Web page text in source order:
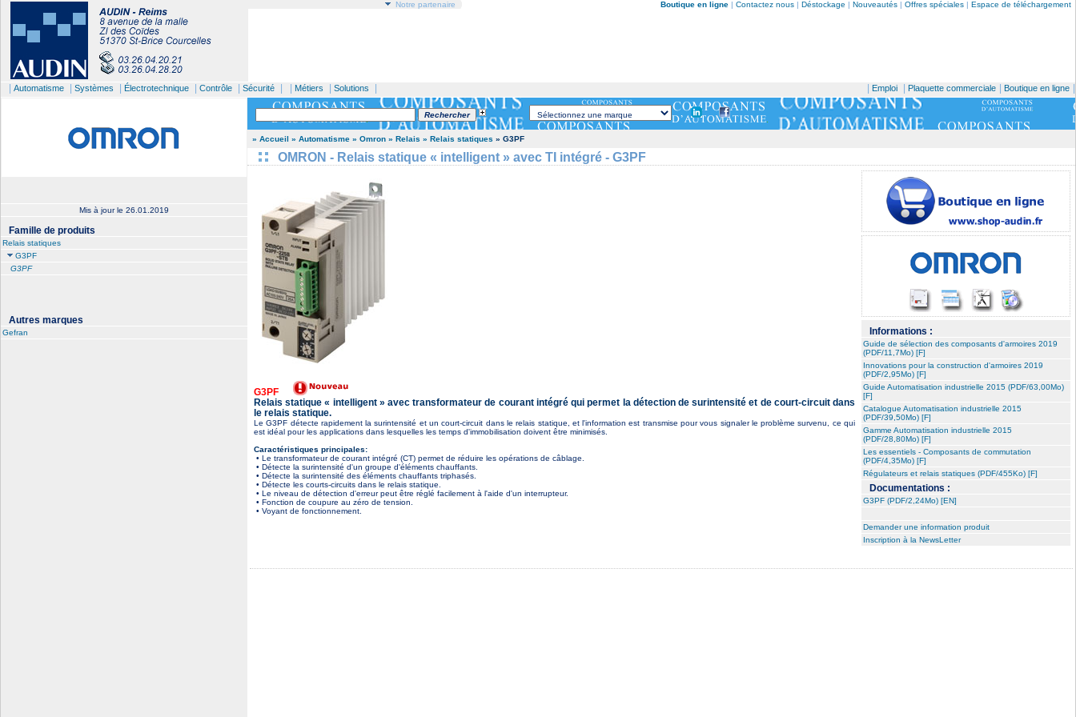
Notre partenaire Boutique en ligne | Contactez nous | Déstockage | Nouveautés | Offres spéciales | Espace de téléchargement
Emploi Plaquette commerciale Boutique en ligne
Automatisme Systèmes Électrotechnique Contrôle Sécurité Métiers Solutions
Mis à jour le 26.01.2019
Famille de produits
Relais statiques
G3PF
G3PF
Autres marques
Gefran
» Accueil » Automatisme » Omron » Relais » Relais statiques » G3PF
OMRON - Relais statique « intelligent » avec TI intégré - G3PF
G3PF
Relais statique « intelligent » avec transformateur de courant intégré qui permet la détection de surintensité et de court-circuit dans
le relais statique.
Le G3PF détecte rapidement la surintensité et un court-circuit dans le relais statique, et l'information est transmise pour vous signaler le problème survenu, ce qui
est idéal pour les applications dans lesquelles les temps d'immobilisation doivent être minimisés.
Caractéristiques principales:
• Le transformateur de courant intégré (CT) permet de réduire les opérations de câblage.
• Détecte la surintensité d'un groupe d'éléments chauffants.
• Détecte la surintensité des éléments chauffants triphasés.
• Détecte les courts-circuits dans le relais statique.
• Le niveau de détection d'erreur peut être réglé facilement à l'aide d'un interrupteur.
• Fonction de coupure au zéro de tension.
• Voyant de fonctionnement.
Informations :
Guide de sélection des composants d'armoires 2019
(PDF/11,7Mo) [F]
Innovations pour la construction d'armoires 2019
(PDF/2,95Mo) [F]
Guide Automatisation industrielle 2015 (PDF/63,00Mo)
[F]
Catalogue Automatisation industrielle 2015
(PDF/39,50Mo) [F]
Gamme Automatisation industrielle 2015
(PDF/28,80Mo) [F]
Les essentiels - Composants de commutation
(PDF/4,35Mo) [F]
Régulateurs et relais statiques (PDF/455Ko) [F]
Documentations :
G3PF (PDF/2,24Mo) [EN]
Demander une information produit
Inscription à la NewsLetter